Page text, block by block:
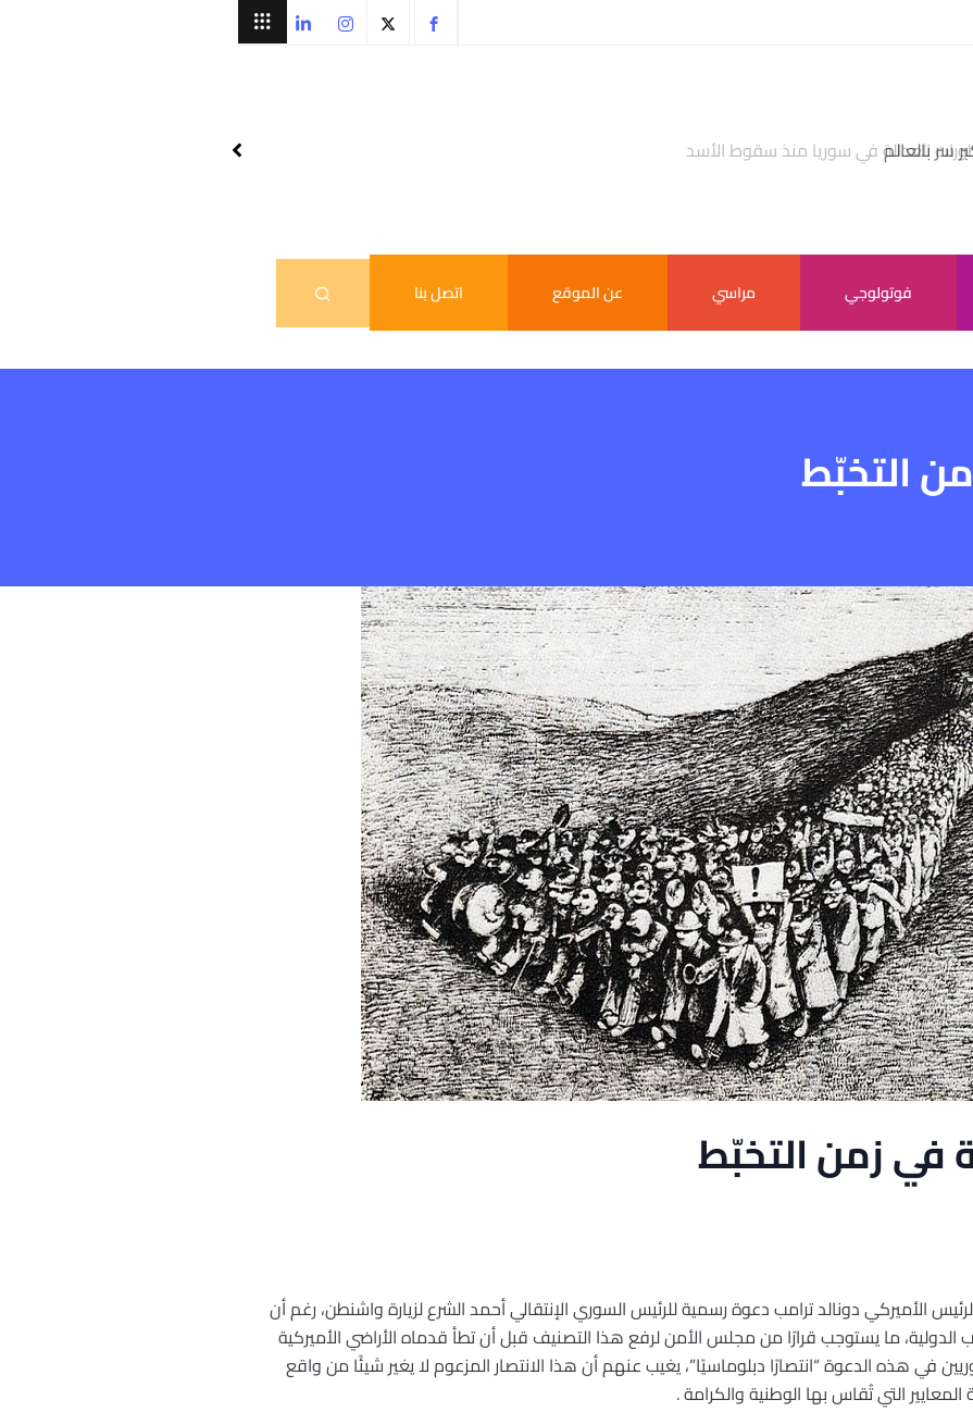
سر بالعالم
فوتولوجي مراسي عن الموقع اتصل بنا
التخبّط
في زمن التخبّط
الأميركي دونالد ترامب دعوة رسمية للرئيس السوري الإنتقالي أحمد الشرع لزيارة واشنطن، رغم أن
الدولية، ما يستوجب قرارًا من مجلس الأمن لرفع هذا التصنيف قبل أن تطأ قدماه الأراضي الأميركية
في هذه الدعوة “انتصارًا دبلوماسيًا”، يغيب عنهم أن هذا الانتصار المزعوم لا يغير شيئًا من واقع
التي تُقاس بها الوطنية والكرامة .